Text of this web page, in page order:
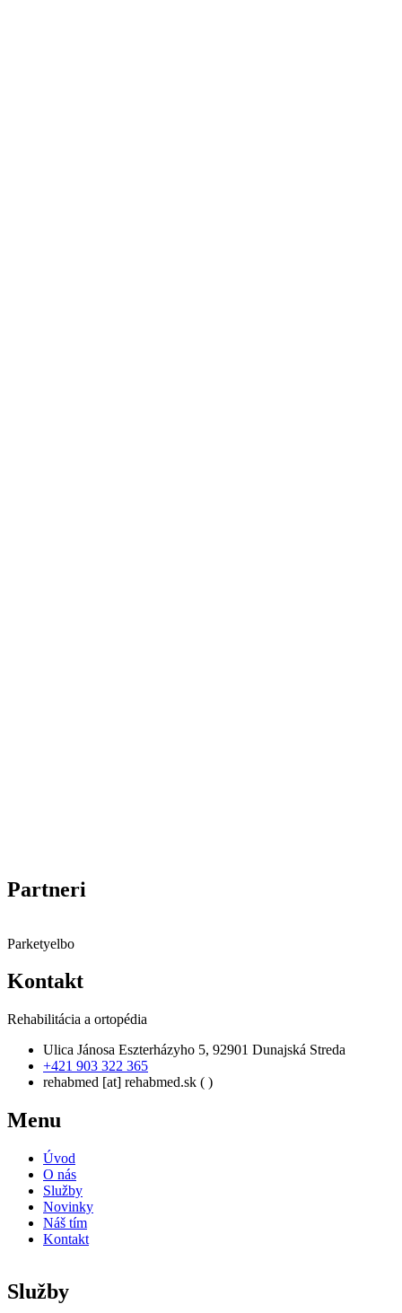
Partneri
Parketyelbo
Kontakt
Rehabilitácia a ortopédia
Ulica Jánosa Eszterházyho 5, 92901 Dunajská Streda
+421 903 322 365
rehabmed [at] rehabmed.sk ( )
Menu
Úvod
O nás
Služby
Novinky
Náš tím
Kontakt
Služby